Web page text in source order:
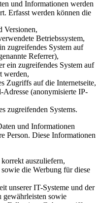
und Informationen werden
Erfasst werden können die
Versionen,
Betriebssystem,
zugreifendes System auf
Referrer),
ein zugreifendes System auf
werden,
Zugriffs auf die Internetseite,
(anonymisierte IP-
zugreifenden Systems.
und Informationen
Person. Diese Informationen
auszuliefern,
die Werbung für diese
unserer IT-Systeme und der
gewährleisten sowie